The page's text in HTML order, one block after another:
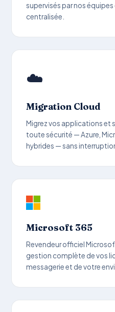
supervisés par nos
centralisée.
☁️
Migration Cloud
Migrez vos applications et
toute sécurité — Azure,
hybrides — sans
Microsoft 365
Revendeur officiel
gestion complète de vos
messagerie et de votre